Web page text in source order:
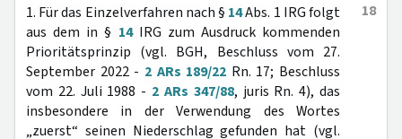
18
1. Für das Einzelverfahren nach § 14Abs. 1 IRG folgt
aus dem in § 14IRG zum Ausdruck kommenden
Prioritätsprinzip (vgl. BGH, Beschluss vom 27.
September 2022 - 2 ARs 189/22 Rn. 17; Beschluss
vom 22. Juli 1988 - 2 ARs 347/88, juris Rn. 4), das
insbesondere in der Verwendung des Wortes
„zuerst“ seinen Niederschlag gefunden hat (vgl.